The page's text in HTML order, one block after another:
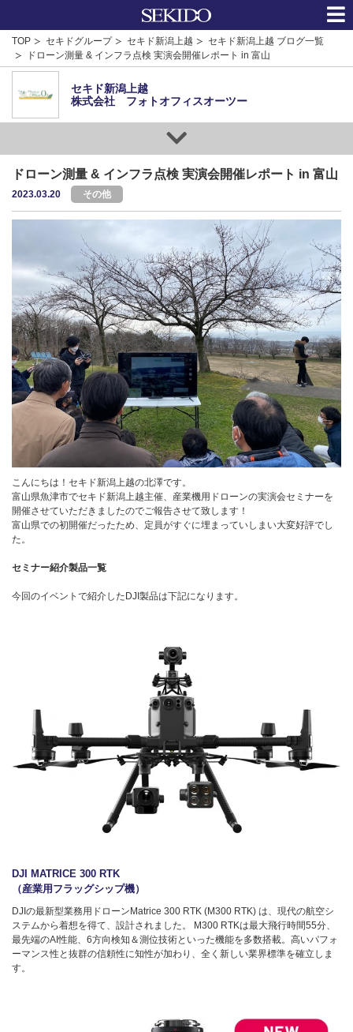
TOP セキドグループ セキド新潟上越
セキド新潟上越 ブログ一覧
ドローン測量 & インフラ点検 実演会開催レポート in 富山
セキド新潟上越
株式会社 フォトオフィスオーツー
ドローン測量 & インフラ点検 実演会開催レポート in 富山
2023.03.20 その他
こんにちは！セキド新潟上越の北澤です。
富山県魚津市でセキド新潟上越主催、産業機用ドローンの実演会セミナーを
開催させていただきましたのでご報告させて致します！
富山県での初開催だったため、定員がすぐに埋まっていしまい大変好評でし
た。
セミナー紹介製品一覧
今回のイベントで紹介したDJI製品は下記になります。
DJI MATRICE 300 RTK
（産業用フラッグシップ機）
DJIの最新型業務用ドローンMatrice 300 RTK (M300 RTK) は、現代の航空シ
ステムから着想を得て、設計されました。 M300 RTKは最大飛行時間55分、
最先端のAI性能、6方向検知＆測位技術といった機能を多数搭載。高いパフォ
ーマンス性と抜群の信頼性に知性が加わり、全く新しい業界標準を確立しま
す。